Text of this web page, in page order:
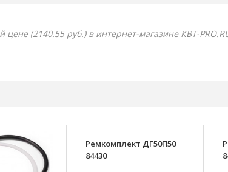
(2140.55 руб.) в интернет-магазине КВТ-
Ремкомплект ДГ50П50
84430